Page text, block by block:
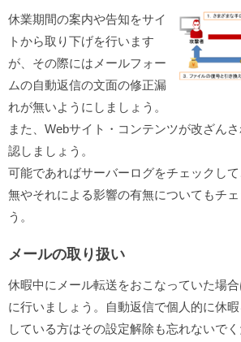
休業期間の案内や告知をサイ
トから取り下げを行います
が、その際にはメールフォー
ムの自動返信の文面の修正漏
れが無いようにしましょう。
また、Webサイト・コンテンツが改ざん
認しましょう。
可能であればサーバーログをチェックし
無やそれによる影響の有無についてもチ
う。
メールの取り扱い
休暇中にメール転送をおこなっていた場
に行いましょう。自動返信で個人的に休
している方はその設定解除も忘れないでく